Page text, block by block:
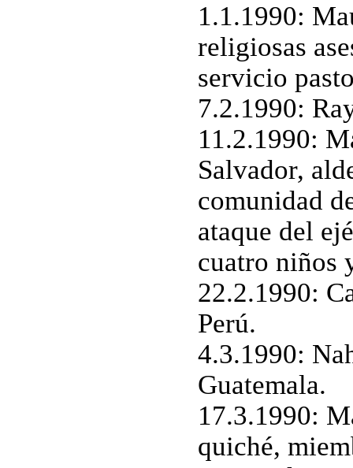
1.1.1990:
religiosas
servicio
7.2.1990:
11.2.1990:
Salvador,
comunidad
ataque del
cuatro niños
22.2.1990:
Perú.
4.3.1990:
Guatemala.
17.3.1990:
quiché,